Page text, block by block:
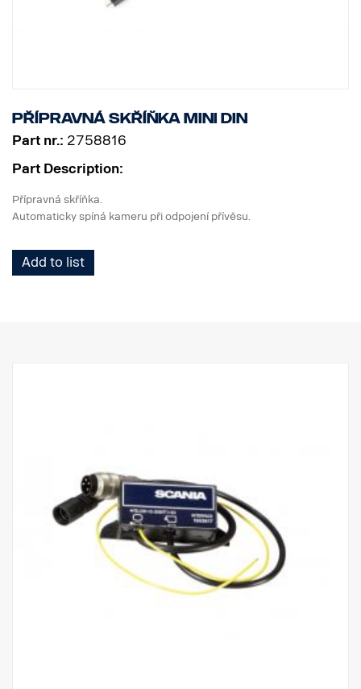
Přípravná skříňka MINI DIN
Part nr.: 2758816
Part Description:
Přípravná skříňka.
Automaticky spíná kameru při odpojení přívěsu.
Add to list